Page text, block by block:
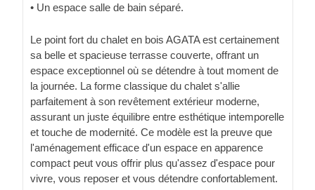
• Un espace salle de bain séparé.
Le point fort du chalet en bois AGATA est certainement
sa belle et spacieuse terrasse couverte, offrant un
espace exceptionnel où se détendre à tout moment de
la journée. La forme classique du chalet s'allie
parfaitement à son revêtement extérieur moderne,
assurant un juste équilibre entre esthétique intemporelle
et touche de modernité. Ce modèle est la preuve que
l'aménagement efficace d'un espace en apparence
compact peut vous offrir plus qu'assez d'espace pour
vivre, vous reposer et vous détendre confortablement.